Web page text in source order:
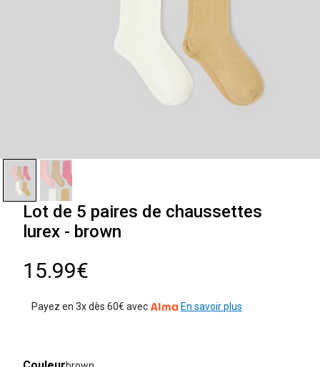
Lot de 5 paires de chaussettes
lurex - brown
15.99€
Payez en 3x dès 60€ avec En savoir plus